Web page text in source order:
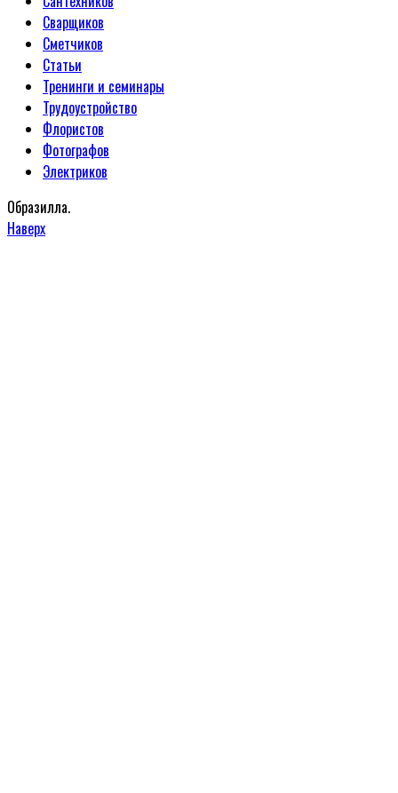
Сварщиков
Сметчиков
Статьи
Тренинги и семинары
Трудоустройство
Флористов
Фотографов
Электриков
Образилла.
Наверх